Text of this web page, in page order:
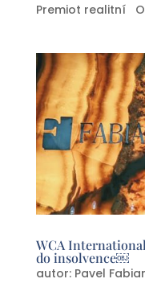
Premiot realitní
WCA
do insolvence￼
autor: Pavel